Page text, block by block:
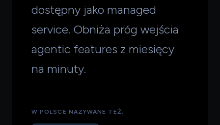
dostępny jako managed
service. Obniża próg wejścia
agentic features z miesięcy
na minuty.
W POLSCE NAZYWANE TEŻ: